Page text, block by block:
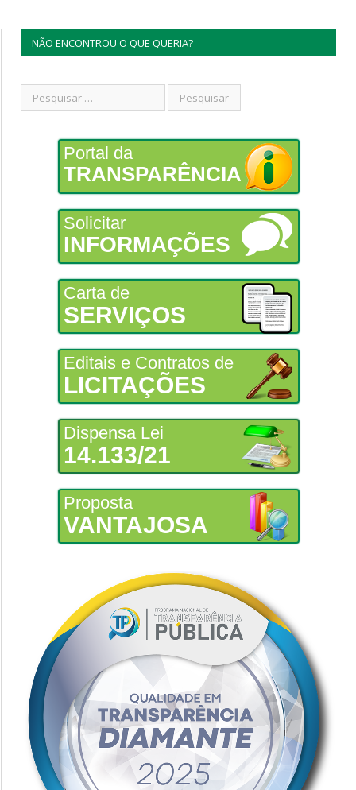
NÃO ENCONTROU O QUE QUERIA?
Portal da
TRANSPARÊNCIA
Solicitar
INFORMAÇÕES
Carta de
SERVIÇOS
Editais e Contratos de
LICITAÇÕES
Dispensa Lei
14.133/21
Proposta
VANTAJOSA